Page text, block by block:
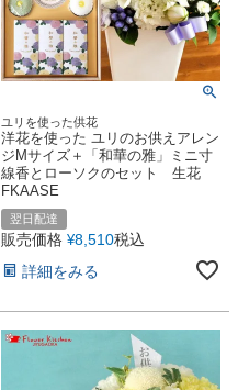
ユリを使った供花
洋花を使った ユリのお供えアレン
ジMサイズ＋「和華の雅」ミニ寸
線香とローソクのセット 生花
FKAASE
翌日配達
販売価格 ¥8,510税込
詳細をみる